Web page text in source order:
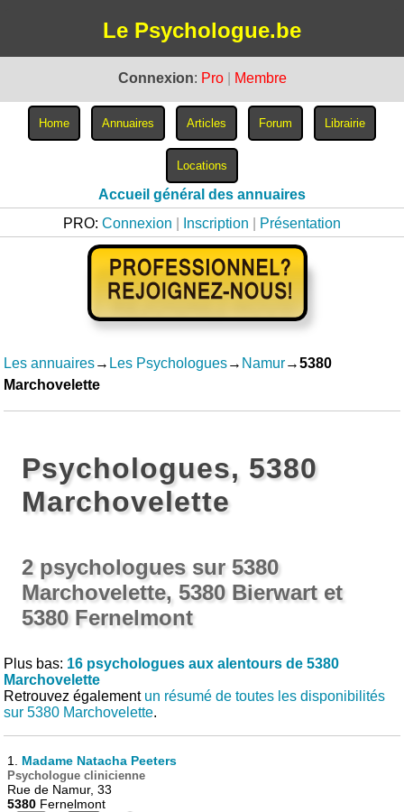
Le Psychologue.be
Connexion: Pro Membre
Accueil général des annuaires
PRO: Connexion Inscription Présentation
Les annuaires→ Les Psychologues→ Namur→5380
Marchovelette
Psychologues, 5380
Marchovelette
2 psychologues sur 5380
Marchovelette, 5380 Bierwart et
5380 Fernelmont
Plus bas: 16 psychologues aux alentours de 5380
Marchovelette
Retrouvez également un résumé de toutes les disponibilités
sur 5380 Marchovelette.
1. Madame Natacha Peeters
Psychologue clinicienne
Rue de Namur, 33
5380 Fernelmont